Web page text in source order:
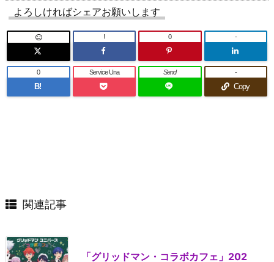
よろしければシェアお願いします
! 0 -
B!
0 Service Una Send
Copy
-
関連記事
「グリッドマン・コラボカフェ」202